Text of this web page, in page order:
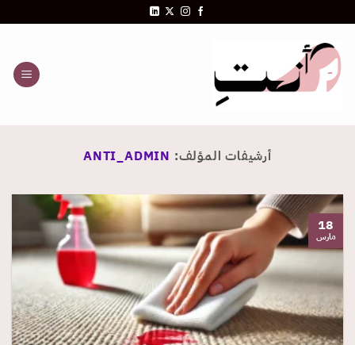
للمحتوى
أرشيفات المؤلف: ANTI_ADMIN
18
مارس